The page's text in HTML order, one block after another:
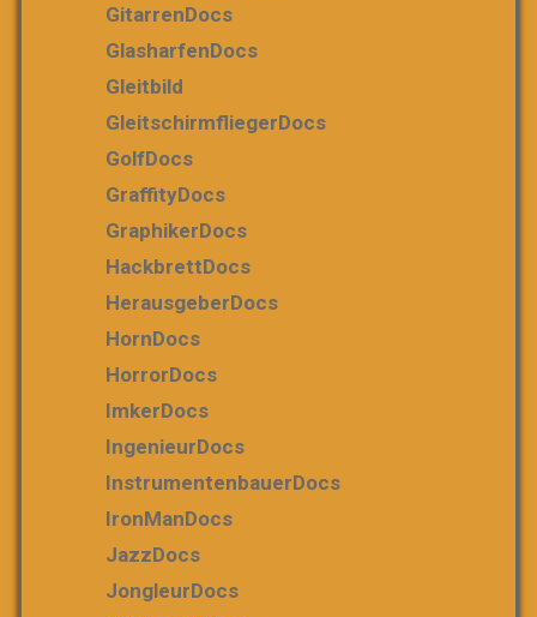
GitarrenDocs
GlasharfenDocs
Gleitbild
GleitschirmfliegerDocs
GolfDocs
GraffityDocs
GraphikerDocs
HackbrettDocs
HerausgeberDocs
HornDocs
HorrorDocs
ImkerDocs
IngenieurDocs
InstrumentenbauerDocs
IronManDocs
JazzDocs
JongleurDocs